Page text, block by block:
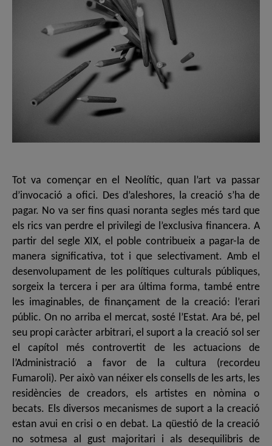
Tot va començar en el Neolític, quan l’art va passar
d’invocació a ofici. Des d’aleshores, la creació s’ha de
pagar. No va ser fins quasi noranta segles més tard que
els rics van perdre el privilegi de l’exclusiva financera. A
partir del segle XIX, el poble contribueix a pagar-la de
manera significativa, tot i que selectivament. Amb el
desenvolupament de les polítiques culturals públiques,
sorgeix la tercera i per ara última forma, també entre
les imaginables, de finançament de la creació: l’erari
públic. On no arriba el mercat, sosté l’Estat. Ara bé, pel
seu propi caràcter arbitrari, el suport a la creació sol ser
el capítol més controvertit de les actuacions de
l’Administració a favor de la cultura (recordeu
Fumaroli). Per això van néixer els consells de les arts, les
residències de creadors, els artistes en nòmina o
becats. Els diversos mecanismes de suport a la creació
estan avui en crisi o en debat. La qüestió de la creació
no sotmesa al gust majoritari i als desequilibris de